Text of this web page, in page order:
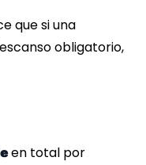
que si una
obligatorio,
en total por